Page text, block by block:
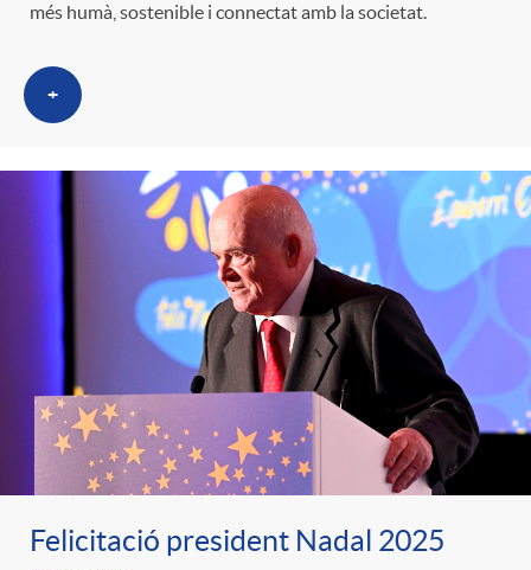
més humà, sostenible i connectat amb la societat.
+
Felicitació president Nadal 2025